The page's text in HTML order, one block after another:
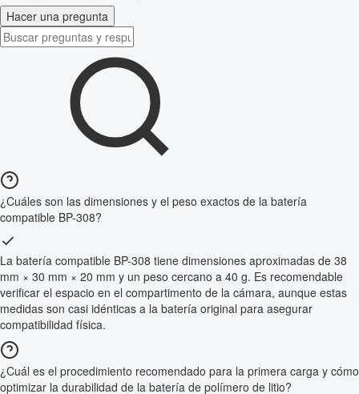
Hacer una pregunta
¿Cuáles son las dimensiones y el peso exactos de la batería
compatible BP-308?
La batería compatible BP-308 tiene dimensiones aproximadas de 38
mm × 30 mm × 20 mm y un peso cercano a 40 g. Es recomendable
verificar el espacio en el compartimento de la cámara, aunque estas
medidas son casi idénticas a la batería original para asegurar
compatibilidad física.
¿Cuál es el procedimiento recomendado para la primera carga y cómo
optimizar la durabilidad de la batería de polímero de litio?